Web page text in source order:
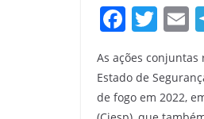
F
a
c
e
T
w
itt
er
E
l
As ações
Estado de
de fogo em 2022,